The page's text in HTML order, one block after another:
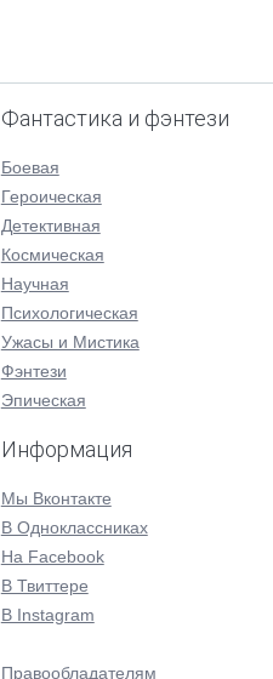
Фантастика и фэнтези
Боевая
Героическая
Детективная
Космическая
Научная
Психологическая
Ужасы и Мистика
Фэнтези
Эпическая
Информация
Мы Вконтакте
В Одноклассниках
На Facebook
В Твиттере
В Instagram
Правообладателям